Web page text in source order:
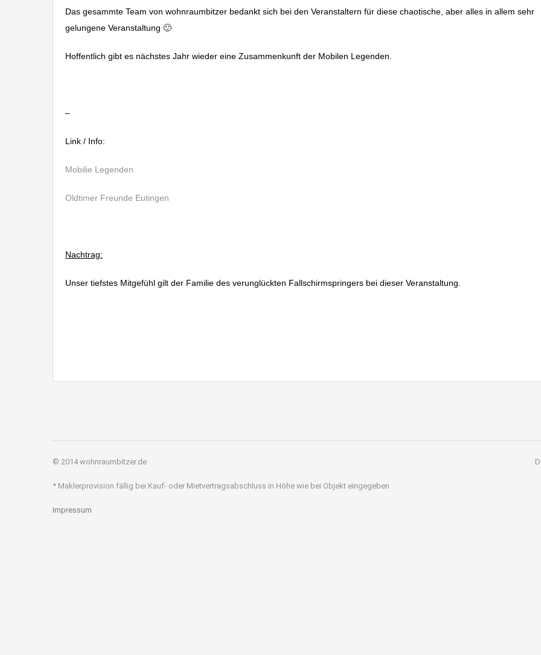
Das gesammte Team von wohnraumbitzer bedankt sich bei den Veranstaltern für diese chaotische, aber alles in allem sehr
gelungene Veranstaltung 🙂
Hoffentlich gibt es nächstes Jahr wieder eine Zusammenkunft der Mobilen Legenden.
–
Link / Info:
Mobilie Legenden
Oldtimer Freunde Eutingen
Nachtrag:
Unser tiefstes Mitgefühl gilt der Familie des verunglückten Fallschirmspringers bei dieser Veranstaltung.
© 2014 wohnraumbitzer.de
* Maklerprovision fällig bei Kauf- oder Mietvertragsabschluss in Höhe wie bei Objekt eingegeben
Impressum